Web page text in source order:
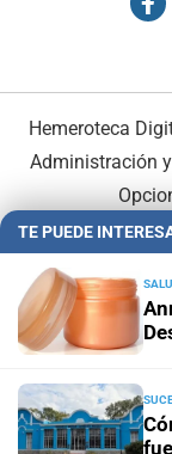
Hemeroteca
Administración
TE PUEDE